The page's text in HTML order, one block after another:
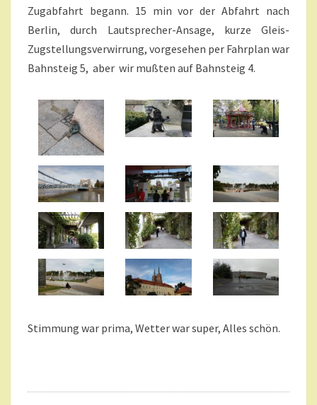
Zugabfahrt begann. 15 min vor der Abfahrt nach
Berlin, durch Lautsprecher-Ansage, kurze Gleis-
Zugstellungsverwirrung, vorgesehen per Fahrplan war
Bahnsteig 5, aber wir mußten auf Bahnsteig 4.
Stimmung war prima, Wetter war super, Alles schön.